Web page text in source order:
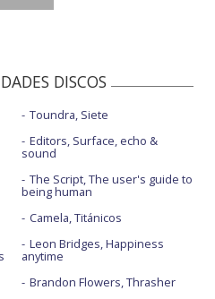
DISCOS
Toundra, Siete
Editors, Surface, echo &
sound
The Script, The user's guide to
being human
Camela, Titánicos
Leon Bridges, Happiness
anytime
Brandon Flowers, Thrasher